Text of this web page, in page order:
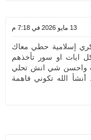
13 مايو 2026 في 7:18 م
إسلامية حطي معاك
ايات او سور تأخذهم
واحسن شي انش تحلي
أنشأ الله تكوني فاهمة